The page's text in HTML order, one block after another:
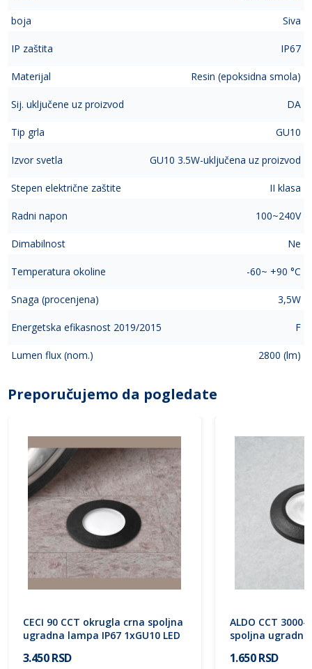
boja Siva
IP zaštita IP67
Materijal Resin (epoksidna smola)
Sij. uključene uz proizvod DA
Tip grla GU10
Izvor svetla GU10 3.5W-uključena uz proizvod
Stepen električne zaštite II klasa
Radni napon 100~240V
Dimabilnost Ne
Temperatura okoline -60~ +90 °C
Snaga (procenjena) 3,5W
Energetska efikasnost 2019/2015 F
Lumen flux (nom.) 2800 (lm)
Preporučujemo da pogledate
CECI 90 CCT okrugla crna spoljna
ugradna lampa IP67 1xGU10 LED
uključena uz proizvod
3.450 RSD
ALDO CCT 3000-
spoljna
uključena uz
1.650 RSD